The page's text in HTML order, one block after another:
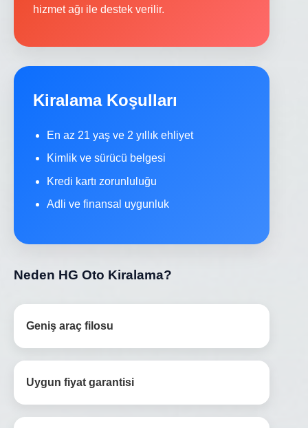
hizmet ağı ile destek verilir.
Kiralama Koşulları
En az 21 yaş ve 2 yıllık ehliyet
Kimlik ve sürücü belgesi
Kredi kartı zorunluluğu
Adli ve finansal uygunluk
Neden HG Oto Kiralama?
Geniş araç filosu
Uygun fiyat garantisi